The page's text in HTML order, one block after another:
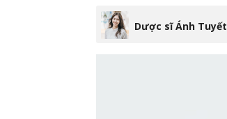
Dược sĩ Ánh Tuyết